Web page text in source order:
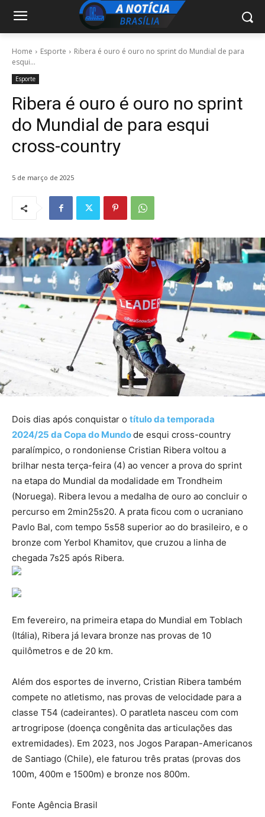
Home Esporte
Ribera é ouro é ouro no sprint do Mundial de para
esqui...
Esporte
Ribera é ouro é ouro no sprint
do Mundial de para esqui
cross-country
5 de março de 2025
Dois dias após conquistar o título da temporada
2024/25 da Copa do Mundode esqui cross-country
paralímpico, o rondoniense Cristian Ribera voltou a
brilhar nesta terça-feira (4) ao vencer a prova do sprint
na etapa do Mundial da modalidade em Trondheim
(Noruega). Ribera levou a medalha de ouro ao concluir o
percurso em 2min25s20. A prata ficou com o ucraniano
Pavlo Bal, com tempo 5s58 superior ao do brasileiro, e o
bronze com Yerbol Khamitov, que cruzou a linha de
chegada 7s25 após Ribera.
Em fevereiro, na primeira etapa do Mundial em Toblach
(Itália), Ribera já levara bronze nas provas de 10
quilômetros e de 20 km.
Além dos esportes de inverno, Cristian Ribera também
compete no atletismo, nas provas de velocidade para a
classe T54 (cadeirantes). O paratleta nasceu com com
artrogripose (doença congênita das articulações das
extremidades). Em 2023, nos Jogos Parapan-Americanos
de Santiago (Chile), ele faturou três pratas (provas dos
100m, 400m e 1500m) e bronze nos 800m.
Fonte Agência Brasil